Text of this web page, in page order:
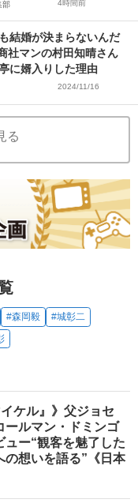
部 4時間前
結婚が決まらないんだ
社マンの村田知晴さん
に婿入りした理由
2024/11/16
る
#森岡毅
#城彰二
ケル』》父ジョセ
ールマン・ドミンゴ
ュー“観客を魅了した
の想いを語る”《日本